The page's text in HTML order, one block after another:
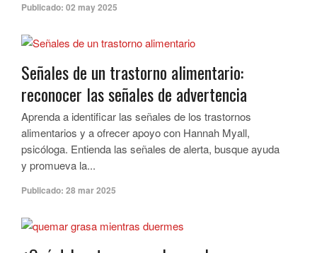
Publicado: 02 may 2025
Señales de un trastorno alimentario:
reconocer las señales de advertencia
Aprenda a identificar las señales de los trastornos
alimentarios y a ofrecer apoyo con Hannah Myall,
psicóloga. Entienda las señales de alerta, busque ayuda
y promueva la...
Publicado: 28 mar 2025